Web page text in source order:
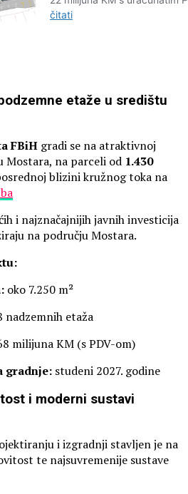
etaže u središtu
FBiH gradi se na atraktivnoj
Mostara, na parceli od 1.430
blizini kružnog toka na
i najznačajnijih javnih investicija
na području Mostara.
oko 7.250 m²
nadzemnih etaža
milijuna KM (s PDV-om)
gradnje: studeni 2027. godine
i moderni sustavi
i izgradnji stavljen je na
te najsuvremenije sustave